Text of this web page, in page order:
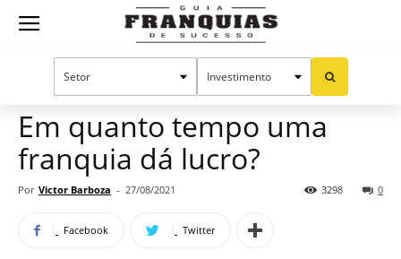
Guia
Em quanto tempo uma
franquia dá lucro?
Por Victor Barboza - 27/08/2021 0
3298
Facebook Twitter